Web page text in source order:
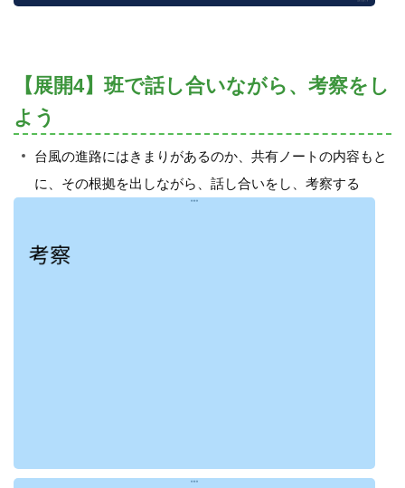
【展開4】班で話し合いながら、考察をし
よう
台風の進路にはきまりがあるのか、共有ノートの内容もと
に、その根拠を出しながら、話し合いをし、考察する